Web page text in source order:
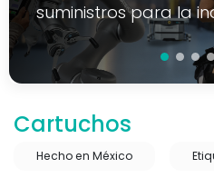
suministros para la
Cartuchos
Hecho en México